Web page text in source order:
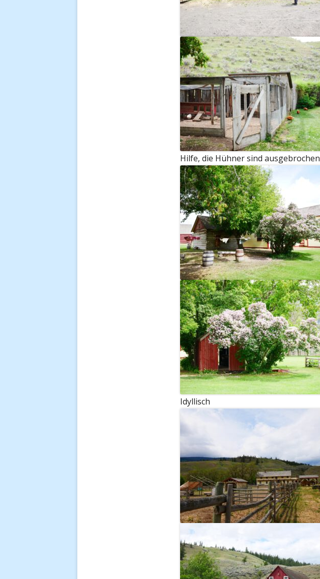
Hilfe, die Hühner sind ausgebrochen
Idyllisch